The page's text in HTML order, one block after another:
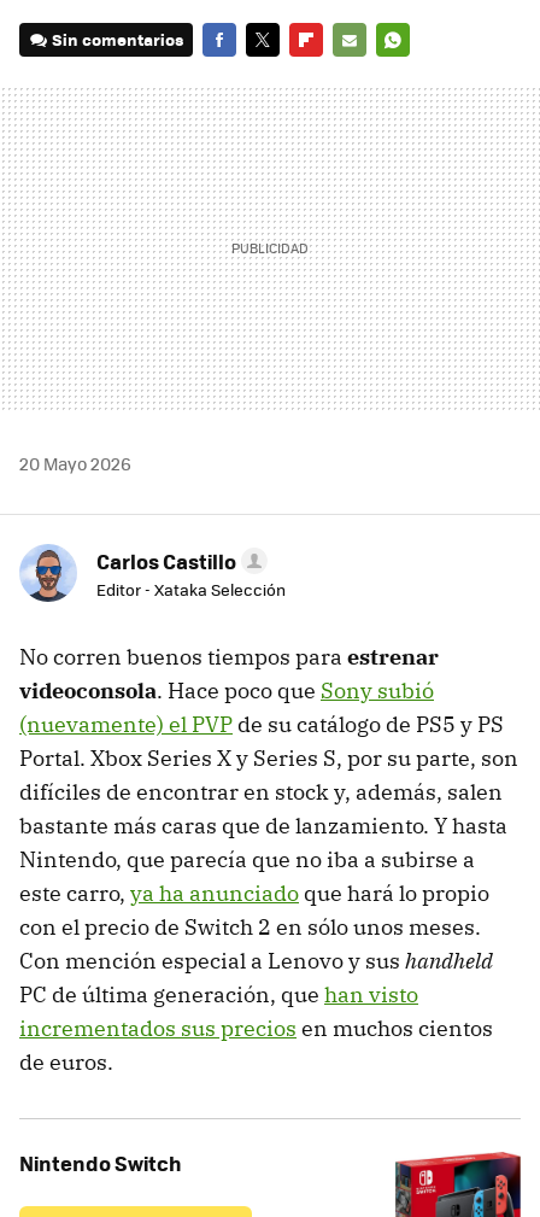
Sin comentarios
MAIL
20 Mayo 2026
Carlos Castillo
Editor - Xataka Selección
No corren buenos tiempos para estrenar
videoconsola. Hace poco que Sony subió
(nuevamente) el PVP de su catálogo de PS5 y PS
Portal. Xbox Series X y Series S, por su parte, son
difíciles de encontrar en stock y, además, salen
bastante más caras que de lanzamiento. Y hasta
Nintendo, que parecía que no iba a subirse a
este carro, ya ha anunciado que hará lo propio
con el precio de Switch 2 en sólo unos meses.
Con mención especial a Lenovo y sus handheld
PC de última generación, que han visto
incrementados sus precios en muchos cientos
de euros.
Nintendo Switch